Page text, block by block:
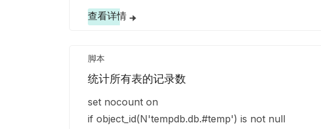
查看详情
脚本
统计所有表的记录数
set nocount on
if object_id(N'tempdb.db.#temp') is not null